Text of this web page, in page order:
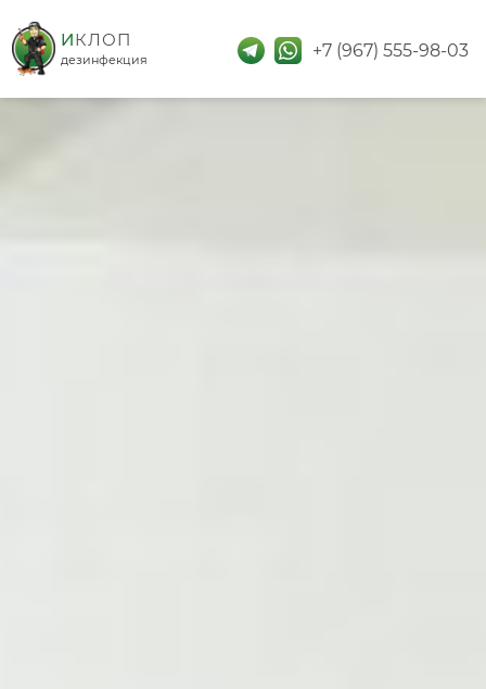
дезинфекция